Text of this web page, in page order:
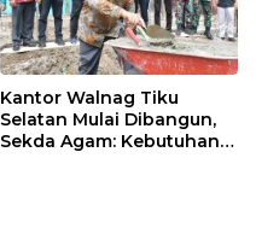
Kantor Walnag Tiku
Selatan Mulai Dibangun,
Sekda Agam: Kebutuhan